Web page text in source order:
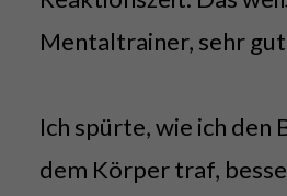
Mentaltrainer, sehr
Ich spürte, wie ich den
dem Körper traf,